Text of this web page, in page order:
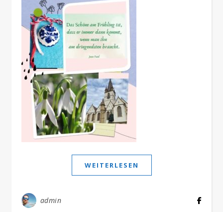
WEITERLESEN
admin